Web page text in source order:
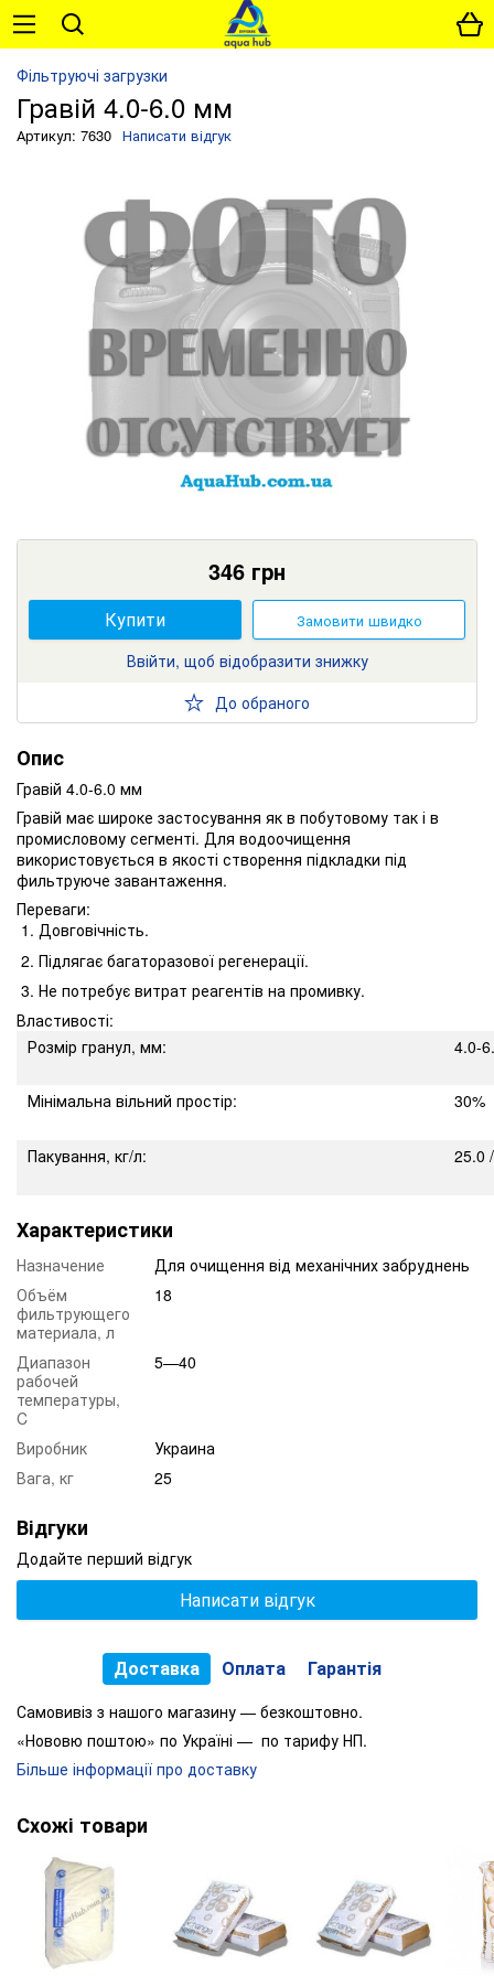
Фільтруючі загрузки
Гравій 4.0-6.0 мм
Артикул: 7630 Написати відгук
346 грн
Купити Замовити швидко
Ввійти, щоб відобразити знижку
До обраного
Опис
Гравій 4.0-6.0 мм
Гравій має широке застосування як в побутовому так і в
промисловому сегменті. Для водоочищення
використовується в якості створення підкладки під
фильтруюче завантаження.
Переваги:
Довговічність.
Підлягає багаторазової регенерації.
Не потребує витрат реагентів на промивку.
Властивості:
Розмір гранул, мм:
4.0-
Мінімальна вільний простір: 30%
Пакування, кг/л: 25.0
Характеристики
Назначение
Для очищення від механічних забруднень
Объём
фильтрующего
материала, л
18
Диапазон
рабочей
температуры,
C
5—40
Виробник
Украина
Вага, кг
25
Відгуки
Додайте перший відгук
Написати відгук
Доставка Оплата Гарантія
Самовивіз з нашого магазину — безкоштовно.
«Нововю поштою» по Україні — по тарифу НП.
Більше інформації про доставку
Схожі товари